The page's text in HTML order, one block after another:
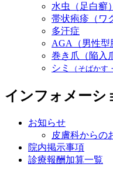
水虫（足白癬）
帯状疱疹（ワ
多汗症
AGA（男性型
巻き爪（陥入
シミ
（そばかす
インフォメーシ
お知らせ
皮膚科からの
院内掲示事項
診療報酬加算一覧